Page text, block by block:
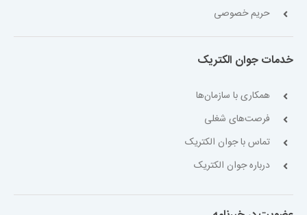
حریم خصوصی
خدمات جوان الکتریک
همکاری با سازمان‌ها
فرصت‌های شغلی
تماس با جوان الکتریک
درباره جوان الکتریک